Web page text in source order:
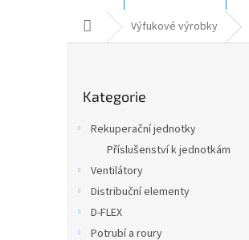
Domů Výfukové výrobky
kategorie
Kategorie
Rekuperační jednotky
Příslušenství k jednotkám
Ventilátory
Distribuční elementy
D-FLEX
Potrubí a roury